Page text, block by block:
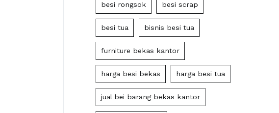
besi rongsok besi scrap
besi tua bisnis besi tua
furniture bekas kantor
harga besi bekas harga besi tua
jual bei barang bekas kantor